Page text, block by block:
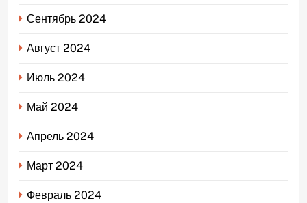
Сентябрь 2024
Август 2024
Июль 2024
Май 2024
Апрель 2024
Март 2024
Февраль 2024